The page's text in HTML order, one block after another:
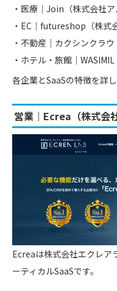
医療｜Join（株式会社ア
EC｜futureshop（株式
不動産｜カクシンクラウ
ホテル・旅館｜WASIMIL
各企業とSaaSの特徴を詳
営業｜Ecrea（株式会
Ecreaは株式会社エクレア
ーティカルSaaSです。